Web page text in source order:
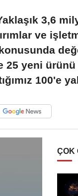
3,6
ve
yeni
100'e
ÇOK